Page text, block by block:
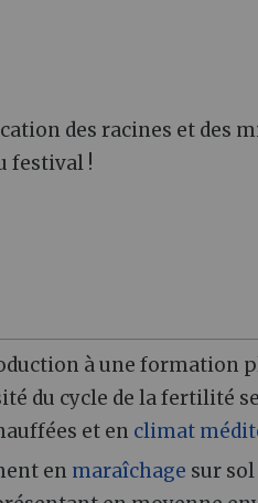
des racines et des
festival !
à une formation
du cycle de la fertilité
et en climat
en maraîchage sur